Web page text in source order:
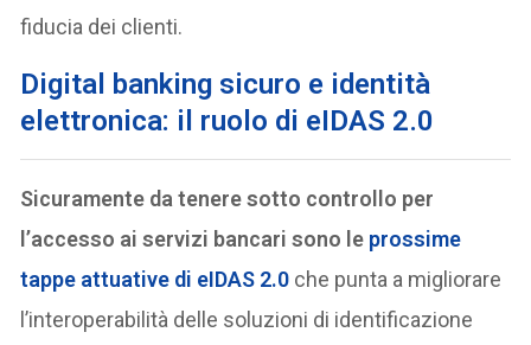
fiducia dei clienti.
Digital banking sicuro e identità
elettronica: il ruolo di eIDAS 2.0
Sicuramente da tenere sotto controllo per
l’accesso ai servizi bancari sono le prossime
tappe attuative di eIDAS 2.0 che punta a migliorare
l’interoperabilità delle soluzioni di identificazione